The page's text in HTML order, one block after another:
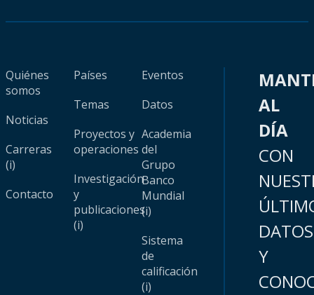
Quiénes
somos
Noticias
Carreras
(i)
Contacto
Países
Temas
Proyectos y
operaciones
Investigación
y
publicaciones
(i)
Eventos
Datos
Academia
del
Grupo
Banco
Mundial
(i)
Sistema
de
calificación
(i)
AL
DÍA
CON
DATOS
Y